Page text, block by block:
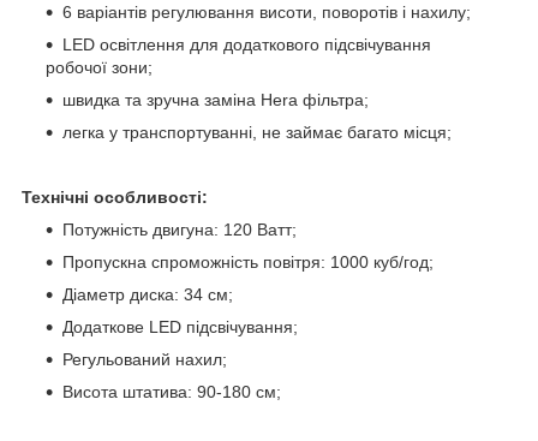
6 варіантів регулювання висоти, поворотів і нахилу;
LED освітлення для додаткового підсвічування
робочої зони;
швидка та зручна заміна Hera фільтра;
легка у транспортуванні, не займає багато місця;
Технічні особливості:
Потужність двигуна: 120 Ватт;
Пропускна спроможність повітря: 1000 куб/год;
Діаметр диска: 34 см;
Додаткове LED підсвічування;
Регульований нахил;
Висота штатива: 90-180 см;